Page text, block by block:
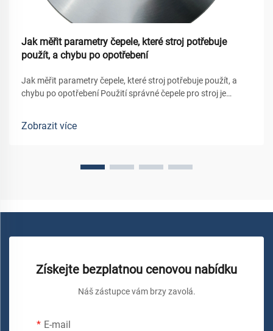
Jak měřit parametry čepele, které stroj potřebuje
použít, a chybu po opotřebení
Jak měřit parametry čepele, které stroj potřebuje použít, a
chybu po opotřebení Použití správné čepele pro stroj je
Zobrazit více
Získejte bezplatnou cenovou nabídku
Náš zástupce vám brzy zavolá.
E-mail